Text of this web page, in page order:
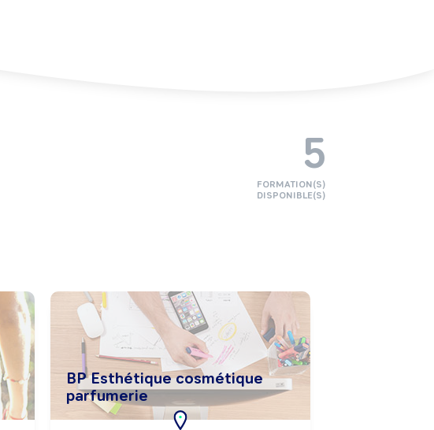
BP Esthétique cosmétique
parfumerie
5
FORMATION(S)
DISPONIBLE(S)